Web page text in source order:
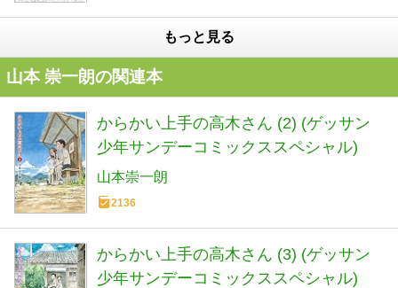
もっと見る
山本 崇一朗の関連本
からかい上手の高木さん (2) (ゲッサン
少年サンデーコミックススペシャル)
山本崇一朗
2136
からかい上手の高木さん (3) (ゲッサン
少年サンデーコミックススペシャル)